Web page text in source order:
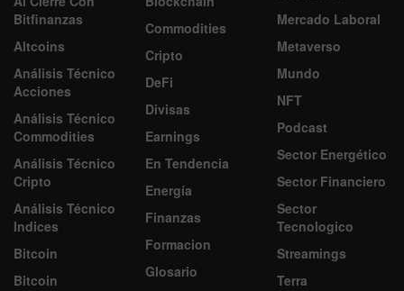
Bitfinanzas
Altcoins
Análisis Técnico
Acciones
Análisis Técnico
Commodities
Análisis Técnico
Cripto
Análisis Técnico
Indices
Bitcoin
Bitcoin
Commodities
Cripto
DeFi
Divisas
Earnings
En Tendencia
Energía
Finanzas
Formacion
Glosario
Mercado Laboral
Metaverso
Mundo
NFT
Podcast
Sector Energético
Sector Financiero
Sector
Tecnologico
Streamings
Terra